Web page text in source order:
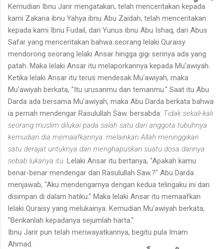
Kemudian Ibnu Jarir mengatakan, telah menceritakan kepada
kami Zakaria ibnu Yahya ibnu Abu Zaidah, telah menceritakan
kepada kami Ibnu Fudail, dari Yunus ibnu Abu Ishaq, dari Abus
Safar yang menceritakan bahwa seorang lelaki Quraisy
mendorong seorang lelaki Ansar hingga gigi serinya ada yang
patah. Maka lelaki Ansar itu melaporkannya kepada Mu'awiyah.
Ketika lelaki Ansar itu terus mendesak Mu'awiyah, maka
Mu'awiyah berkata, "Itu urusanmu dan temanmu." Saat itu Abu
Darda ada bersama Mu'awiyah, maka Abu Darda berkata bahwa
ia pernah mendengar Rasulullah Saw. bersabda: Tidak sekali-kali
seorang muslim dilukai pada salah satu dari anggota tubuhnya
kemudian dia memaafkannya. melainkan Allah meninggikan
satu derajat untuknya dan menghapuskan suatu dosa darinya
sebab lukanya itu. Lelaki Ansar itu bertanya, "Apakah kamu
benar-benar mendengar dari Rasulullah Saw.?" Abu Darda
menjawab, "Aku mendengarnya dengan kedua telingaku ini dan
disimpan di dalam hatiku." Maka lelaki Ansar itu memaafkan
lelaki Quraisy yang melukainya. Kemudian Mu'awiyah berkata,
"Berikanlah kepadanya sejumlah harta."
Ibnu Jarir pun telah meriwayatkannya, begitu pula Imam
Ahmad.